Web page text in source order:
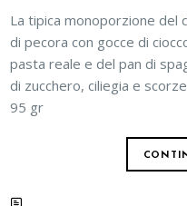
La tipica monoporzione del
di pecora con gocce di
pasta reale e del pan di
di zucchero, ciliegia e
95 gr